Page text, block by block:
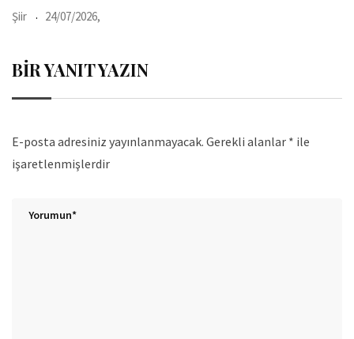
Şiir 24/07/2026,
BIR YANIT YAZIN
E-posta adresiniz yayınlanmayacak. Gerekli alanlar * ile
işaretlenmişlerdir